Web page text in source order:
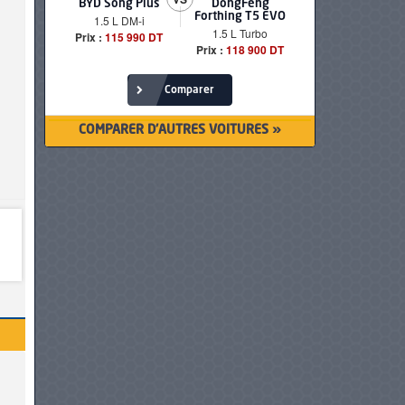
BYD Song Plus
1.5 L DM-i
Prix : 115 990 DT
DongFeng
Forthing T5 EVO
1.5 L Turbo
Prix : 118 900 DT
Comparer
COMPARER D'AUTRES VOITURES »